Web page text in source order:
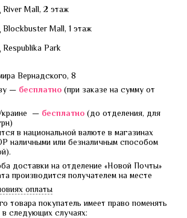
Mall, 2 этаж
Mall, 1 этаж
Park
Вернадского, 8
— бесплатно (при заказе на сумму от
— бесплатно (до отделения, для
в национальной валюте в магазинах
наличными или безналичным способом
доставки на отделение «Новой Почты»
производится получателем на месте
оплаты
товара покупатель имеет право поменять
в следующих случаях: